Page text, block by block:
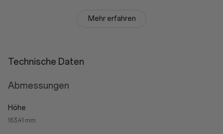
Mehr erfahren
Technische Daten
Abmessungen
Höhe
163,41 mm